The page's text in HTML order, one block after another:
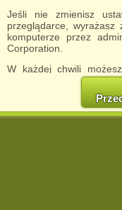
Jeśli nie zmienisz
przeglądarce,
komputerze przez
Corporation.
W każdej chwili
cookies w swojej
w naszej
http://chomikuj.pl/